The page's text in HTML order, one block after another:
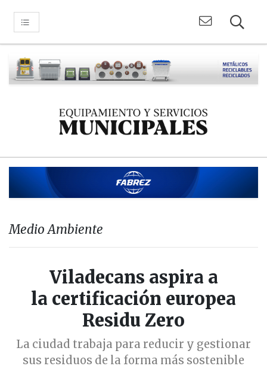
Medio Ambiente
Viladecans aspira a
la certificación europea
Residu Zero
La ciudad trabaja para reducir y gestionar
sus residuos de la forma más sostenible